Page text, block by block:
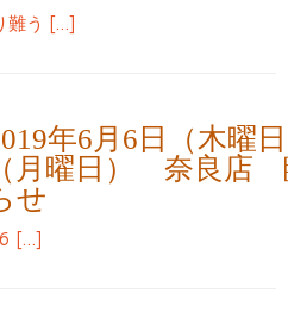
難う […]
年6月6日（木曜
（月曜日） 奈良店
せ
[…]